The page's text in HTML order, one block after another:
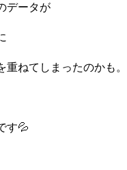
データが
重ねてしまったのかも。
す💦